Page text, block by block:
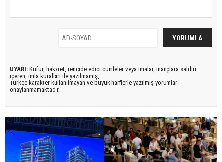
UYARI: Küfür, hakaret, rencide edici cümleler veya imalar, inançlara saldırı
içeren, imla kuralları ile yazılmamış,
Türkçe karakter kullanılmayan ve büyük harflerle yazılmış yorumlar
onaylanmamaktadır.